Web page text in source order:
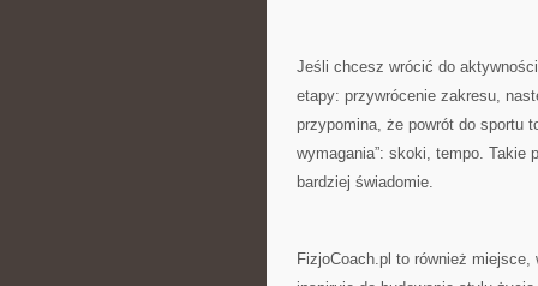
Jeśli chcesz wrócić do
etapy: przywrócenie zakresu,
przypomina, że powrót do sportu
wymagania”: skoki, tempo. Takie
bardziej świadomie.
FizjoCoach.pl to również